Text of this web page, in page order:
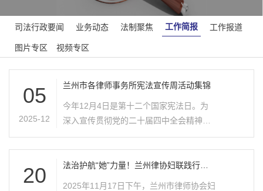
司法行政要闻 业务动态 法制聚焦 工作简报 工作报道
图片专区 视频专区
05
2025-12
兰州市各律师事务所宪法宣传周活动集锦
今年12月4日是第十二个国家宪法日。为
深入宣传贯彻党的二十届四中全会精神，
大力弘扬宪法精神、维护宪法权威，根据
省、市司法行政机关安排部署，兰州市律
师协会积极组织全市各律师事务所开展丰
20
法治护航“她”力量！兰州律协妇联践行双
2025年11月17日下午，兰州市律师协会妇